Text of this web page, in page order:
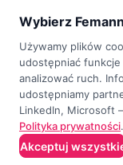
Wybierz
Używamy plików
udostępniać
analizować ruch.
udostępniamy
LinkedIn, Microsoft
Polityka prywatności.
Akceptuj
PIECZENIE
PODWYŻSZONA
PRZYCZYNY
PRZYCZYNY ZAPALENIA
RODZAJE ZAPALENIA
UKŁAD MOCZOWY
ZAKAŻENIE UKŁADU
KONTAKT